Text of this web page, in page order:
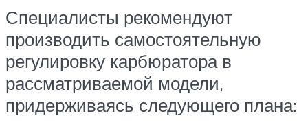
Специалисты рекомендуют
производить самостоятельную
регулировку карбюратора в
рассматриваемой модели,
придерживаясь следующего плана: